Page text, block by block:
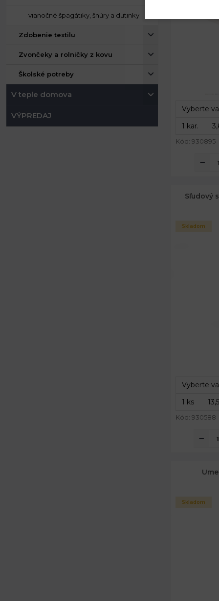
vianočné špagátiky, šnúry a dutinky
Zdobenie textilu
Zvončeky a rolničky z kovu
Školské potreby
V teple domova
VÝPREDAJ
Rozmery
Kód: 930895
Sľudový
Skladom
Kód: 930588
Skladom